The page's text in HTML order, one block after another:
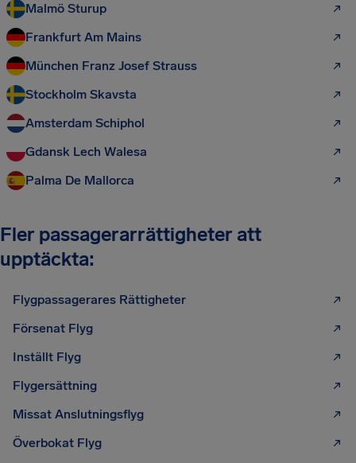
Malmö Sturup
Frankfurt Am Mains
München Franz Josef Strauss
Stockholm Skavsta
Amsterdam Schiphol
Gdansk Lech Walesa
Palma De Mallorca
Fler passagerarrättigheter att
upptäckta:
Flygpassagerares Rättigheter
Försenat Flyg
Inställt Flyg
Flygersättning
Missat Anslutningsflyg
Överbokat Flyg